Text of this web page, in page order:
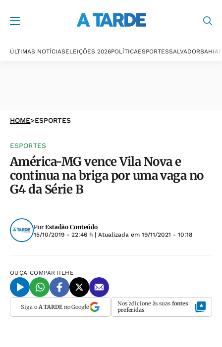
ÚLTIMAS NOTÍCIASELEIÇÕES 2026POLÍTICAESPORTESSALVADORBAHIA
HOME>ESPORTES
ESPORTES
América-MG vence Vila Nova e
continua na briga por uma vaga no
G4 da Série B
Por Estadão Conteúdo
15/10/2019 - 22:46 h | Atualizada em 19/11/2021 - 10:18
OUÇA COMPARTILHE
Siga o A TARDEno Google Nos adicione às suas fontes
preferidas